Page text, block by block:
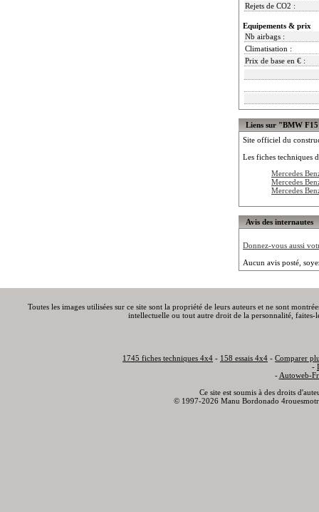
Rejets de CO2 :
Equipements & prix
Nb airbags :
Climatisation :
Prix de base en € :
Liens sur "BMW
Site officiel du
Les fiches techniques
Mercedes
Mercedes
Mercedes
Avis des internautes
Donnez-vous aussi
Aucun avis posté,
Toutes les images utilisées sur ce site sont la propriété de leurs auteurs et ne sont
intellectuelle ou tout autre droit de la personnalité,
1745 fiches techniques 4x4 - 158 essais 4x4 - Comparer
-
- Autoweb-
Ce site est soumis à des droits
© 1997-2026 Manu Bordonado